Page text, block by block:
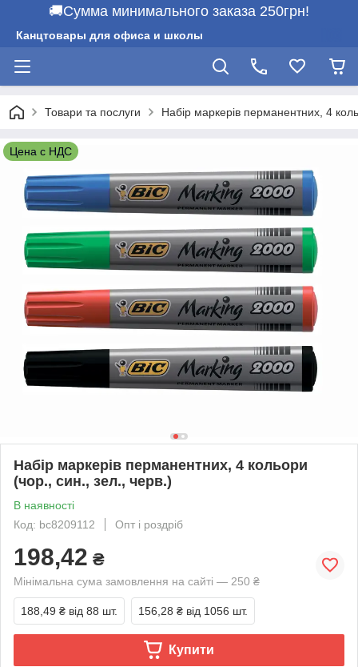
🚚Сумма минимального заказа 250грн!
Канцтовары для офиса и школы
Товари та послуги Набір маркерів перманентних, 4
Цена с НДС
Набір маркерів перманентних, 4 кольори
(чор., син., зел., черв.)
В наявності
Код: bc8209112
Опт і роздріб
198,42 ₴
Мінімальна сума замовлення на сайті — 250 ₴
188,49 ₴ від 88 шт. 156,28 ₴ від 1056 шт.
Купити